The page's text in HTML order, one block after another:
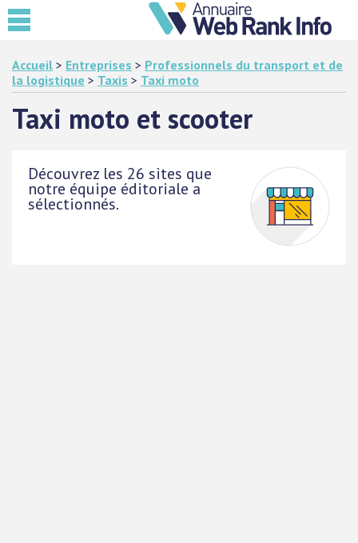
Accueil > Entreprises > Professionnels du transport et de
la logistique > Taxis > Taxi moto
Taxi moto et scooter
Découvrez les 26 sites que
notre équipe éditoriale a
sélectionnés.